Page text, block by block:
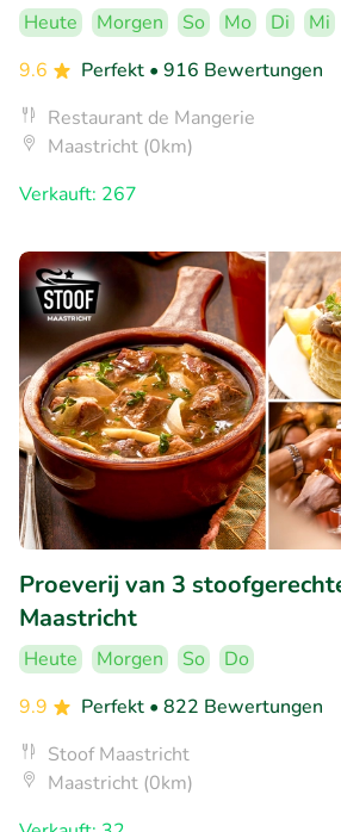
Heute Morgen So Mo Di Mi
9.6
Perfekt • 916 Bewertungen
Restaurant de Mangerie
Maastricht (0km)
Verkauft: 267
Proeverij van 3
Maastricht
Heute Morgen So
Do
9.9
Perfekt • 822 Bewertungen
Stoof Maastricht
Maastricht (0km)